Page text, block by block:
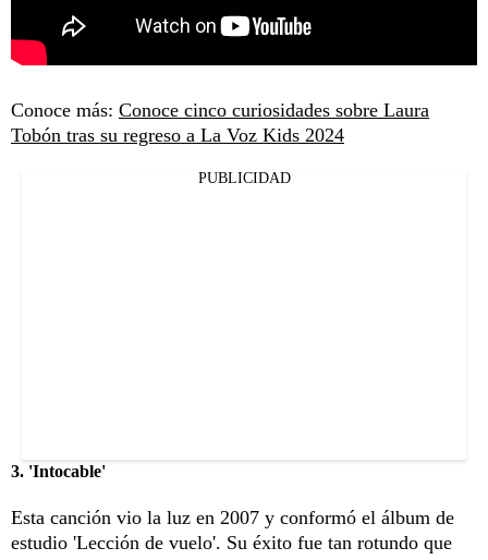
Conoce más: Conoce cinco curiosidades sobre Laura
Tobón tras su regreso a La Voz Kids 2024
PUBLICIDAD
3. 'Intocable'
Esta canción vio la luz en 2007 y conformó el álbum de
estudio 'Lección de vuelo'. Su éxito fue tan rotundo que